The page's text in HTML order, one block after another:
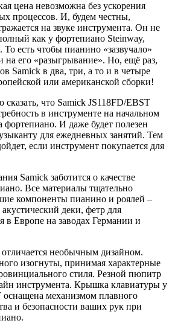
цена невозможна без ускорения
процессов. И, будем честны,
на звуке инструмента. Он не
как у фортепиано Steinway,
есть чтобы пианино «зазвучало»
его «разыгрывание». Но, ещё раз,
Samick в два, три, а то и в четыре
или американской сборки!
что Samick JS118FD/EBST
в инструменте на начальном
фортепиано. И даже будет полезен
для ежедневных занятий. Тем
если инструмент покупается для
Samick заботится о качестве
Все материалы тщательно
компоненты пианино и роялей –
деки, фетр для
в Европе на заводах Германии и
необычным дизайном.
изогнуты, принимая характерные
стиля. Резной пюпитр
инструмента. Крышка клавиатуры у
оснащена механизмом плавного
и безопасности ваших рук при